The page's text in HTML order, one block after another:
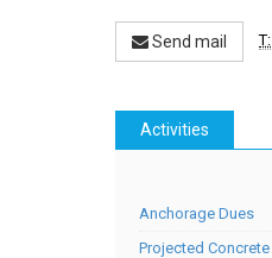
Send mail T:
Activities
Anchorage Dues
Projected Concrete